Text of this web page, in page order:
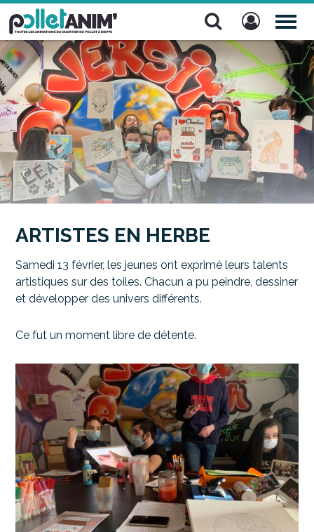
Pollet Anim'
ARTISTES EN HERBE
Samedi 13 février, les jeunes ont exprimé leurs talents
artistiques sur des toiles. Chacun a pu peindre, dessiner
et développer des univers différents.
Ce fut un moment libre de détente.